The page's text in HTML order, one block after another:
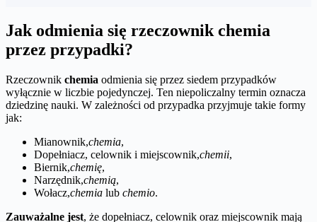
Jak odmienia się rzeczownik chemia
przez przypadki?
Rzeczownik chemia odmienia się przez siedem przypadków
wyłącznie w liczbie pojedynczej. Ten niepoliczalny termin oznacza
dziedzinę nauki. W zależności od przypadka przyjmuje takie formy
jak:
Mianownik,chemia,
Dopełniacz, celownik i miejscownik,chemii,
Biernik,chemię,
Narzędnik,chemią,
Wołacz,chemia lub chemio.
Zauważalne jest, że dopełniacz, celownik oraz miejscownik mają